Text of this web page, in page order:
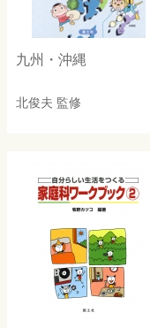
九州・沖縄
北俊夫 監修